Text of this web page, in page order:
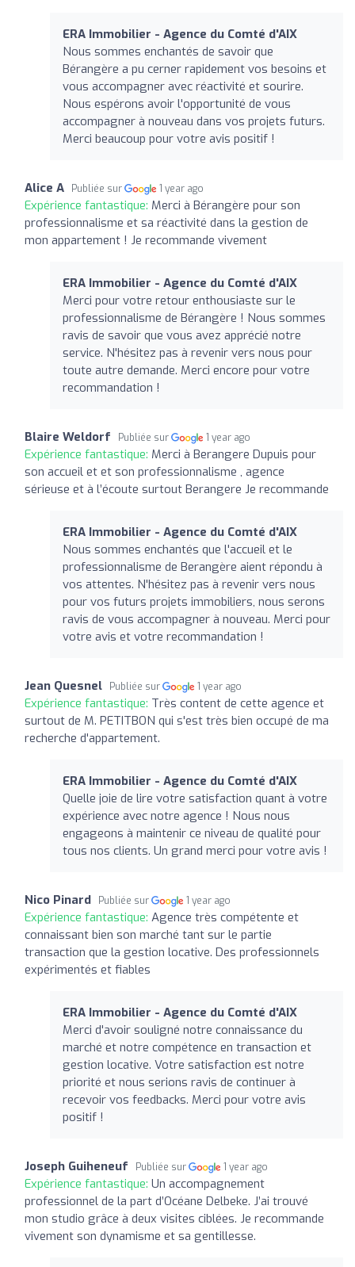
ERA Immobilier - Agence du Comté d'AIX
Nous sommes enchantés de savoir que
Bérangère a pu cerner rapidement vos besoins et
vous accompagner avec réactivité et sourire.
Nous espérons avoir l'opportunité de vous
accompagner à nouveau dans vos projets futurs.
Merci beaucoup pour votre avis positif !
Alice A Publiée sur 1 year ago
Expérience fantastique: Merci à Bérangère pour son
professionnalisme et sa réactivité dans la gestion de
mon appartement ! Je recommande vivement
ERA Immobilier - Agence du Comté d'AIX
Merci pour votre retour enthousiaste sur le
professionnalisme de Bérangère ! Nous sommes
ravis de savoir que vous avez apprécié notre
service. N'hésitez pas à revenir vers nous pour
toute autre demande. Merci encore pour votre
recommandation !
Blaire Weldorf Publiée sur 1 year ago
Expérience fantastique: Merci à Berangere Dupuis pour
son accueil et et son professionnalisme , agence
sérieuse et à l’écoute surtout Berangere Je recommande
ERA Immobilier - Agence du Comté d'AIX
Nous sommes enchantés que l'accueil et le
professionnalisme de Berangère aient répondu à
vos attentes. N'hésitez pas à revenir vers nous
pour vos futurs projets immobiliers, nous serons
ravis de vous accompagner à nouveau. Merci pour
votre avis et votre recommandation !
Jean Quesnel Publiée sur 1 year ago
Expérience fantastique: Très content de cette agence et
surtout de M. PETITBON qui s'est très bien occupé de ma
recherche d'appartement.
ERA Immobilier - Agence du Comté d'AIX
Quelle joie de lire votre satisfaction quant à votre
expérience avec notre agence ! Nous nous
engageons à maintenir ce niveau de qualité pour
tous nos clients. Un grand merci pour votre avis !
Nico Pinard Publiée sur 1 year ago
Expérience fantastique: Agence très compétente et
connaissant bien son marché tant sur le partie
transaction que la gestion locative. Des professionnels
expérimentés et fiables
ERA Immobilier - Agence du Comté d'AIX
Merci d'avoir souligné notre connaissance du
marché et notre compétence en transaction et
gestion locative. Votre satisfaction est notre
priorité et nous serions ravis de continuer à
recevoir vos feedbacks. Merci pour votre avis
positif !
Joseph Guiheneuf Publiée sur 1 year ago
Expérience fantastique: Un accompagnement
professionnel de la part d’Océane Delbeke. J’ai trouvé
mon studio grâce à deux visites ciblées. Je recommande
vivement son dynamisme et sa gentillesse.